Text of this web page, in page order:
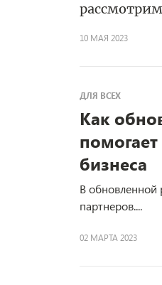
10 МАЯ 2023
ДЛЯ ВСЕХ
Как
бизнеса
В обновленной
партнеров....
02 МАРТА 2023